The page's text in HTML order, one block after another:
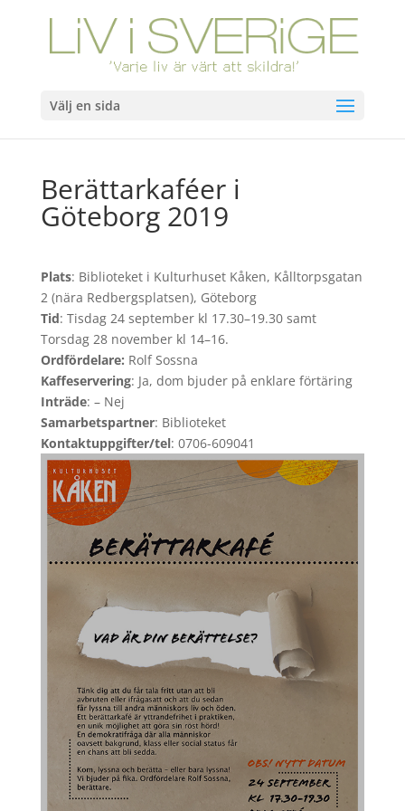
Välj en sida
Berättarkaféer i
Göteborg 2019
Plats: Biblioteket i Kulturhuset Kåken, Kålltorpsgatan
2 (nära Redbergsplatsen), Göteborg
Tid: Tisdag 24 september kl 17.30–19.30 samt
Torsdag 28 november kl 14–16.
Ordfördelare: Rolf Sossna
Kaffeservering: Ja, dom bjuder på enklare förtäring
Inträde: – Nej
Samarbetspartner: Biblioteket
Kontaktuppgifter/tel: 0706-609041